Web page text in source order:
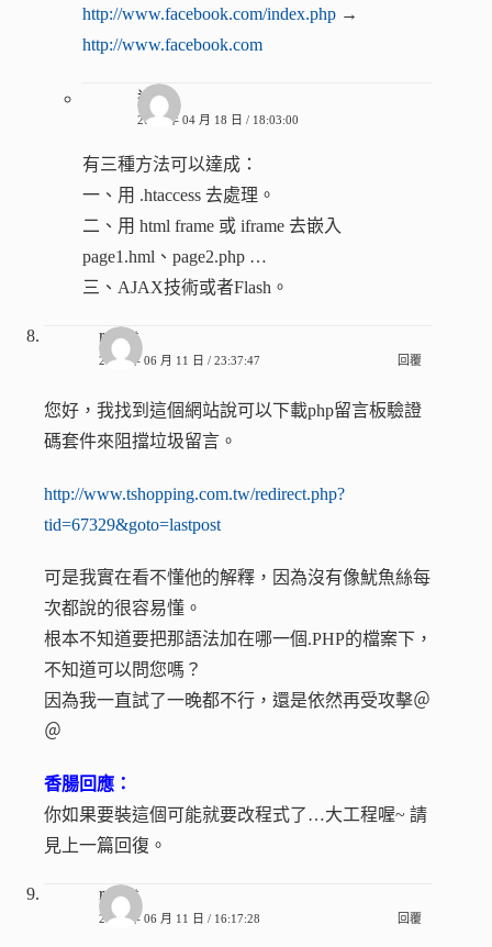
http://www.facebook.com/index.php →
http://www.facebook.com
過客
2015 年 04 月 18 日 / 18:03:00
有三種方法可以達成：
一、用 .htaccess 去處理。
二、用 html frame 或 iframe 去嵌入
page1.hml、page2.php …
三、AJAX技術或者Flash。
rabbit
2010 年 06 月 11 日 / 23:37:47 回覆
您好，我找到這個網站說可以下載php留言板驗證
碼套件來阻擋垃圾留言。
http://www.tshopping.com.tw/redirect.php?
tid=67329&goto=lastpost
可是我實在看不懂他的解釋，因為沒有像魷魚絲每
次都說的很容易懂。
根本不知道要把那語法加在哪一個.PHP的檔案下，
不知道可以問您嗎？
因為我一直試了一晚都不行，還是依然再受攻擊＠
＠
香腸回應：
你如果要裝這個可能就要改程式了…大工程喔~ 請
見上一篇回復。
rabbit
2010 年 06 月 11 日 / 16:17:28 回覆